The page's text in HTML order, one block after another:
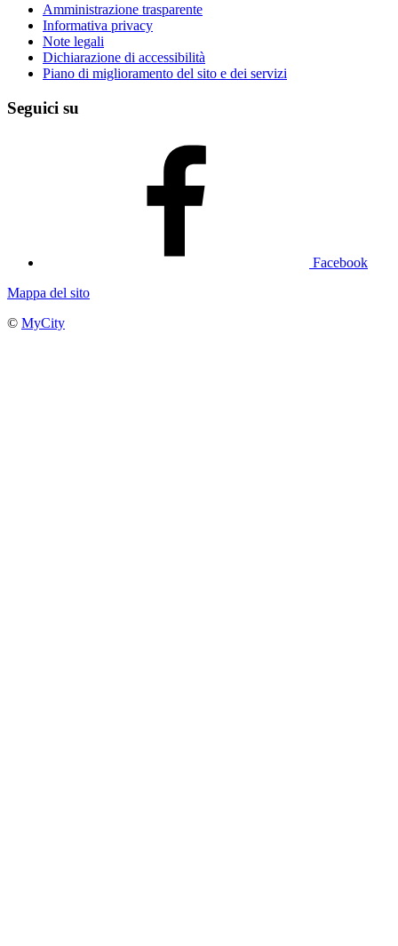
Amministrazione trasparente
Informativa privacy
Note legali
Dichiarazione di accessibilità
Piano di miglioramento del sito e dei servizi
Seguici su
Facebook
Mappa del sito
© MyCity